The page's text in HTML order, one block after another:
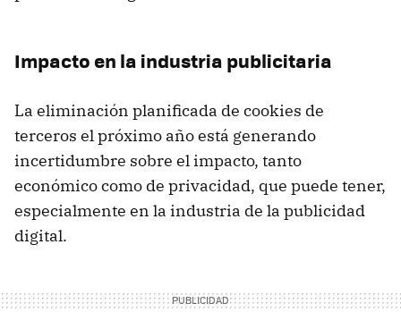
Impacto en la industria publicitaria
La eliminación planificada de cookies de
terceros el próximo año está generando
incertidumbre sobre el impacto, tanto
económico como de privacidad, que puede tener,
especialmente en la industria de la publicidad
digital.